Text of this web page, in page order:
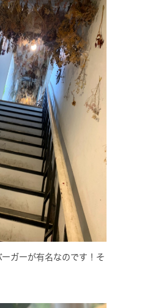
ガーが有名なのです！そ